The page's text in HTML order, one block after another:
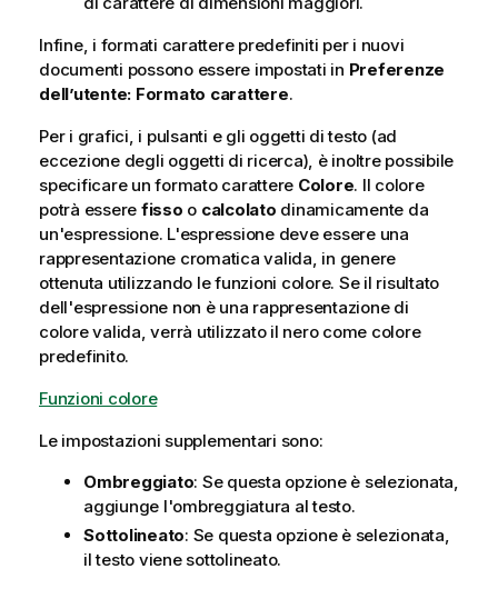
Infine, i formati carattere predefiniti per i nuovi
documenti possono essere impostati in Preferenze
dell’utente: Formato carattere.
Per i grafici, i pulsanti e gli oggetti di testo (ad
eccezione degli oggetti di ricerca), è inoltre possibile
specificare un formato carattere Colore. Il colore
potrà essere fisso o calcolato dinamicamente da
un'espressione. L'espressione deve essere una
rappresentazione cromatica valida, in genere
ottenuta utilizzando le funzioni colore. Se il risultato
dell'espressione non è una rappresentazione di
colore valida, verrà utilizzato il nero come colore
predefinito.
Funzioni colore
Le impostazioni supplementari sono:
Ombreggiato: Se questa opzione è selezionata,
aggiunge l'ombreggiatura al testo.
Sottolineato: Se questa opzione è selezionata,
il testo viene sottolineato.